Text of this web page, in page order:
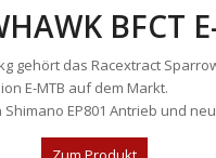
BFCT
gehört das Racextract
E-MTB auf dem Markt.
EP801 Antrieb und